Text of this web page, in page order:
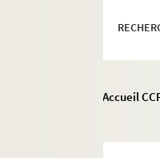
Accueil